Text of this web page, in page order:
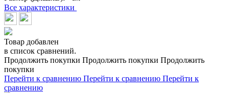
Все характеристики
Товар добавлен
в список сравнений.
Продолжить покупки Продолжить покупки Продолжить
покупки
Перейти к сравнению Перейти к сравнению Перейти к
сравнению